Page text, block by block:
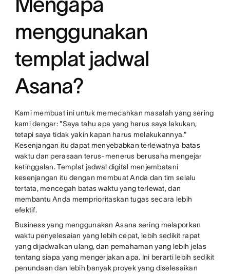
menggunakan
templat jadwal
Asana?
Kami membuat ini untuk memecahkan masalah yang sering
kami dengar: "Saya tahu apa yang harus saya lakukan,
tetapi saya tidak yakin kapan harus melakukannya."
Kesenjangan itu dapat menyebabkan terlewatnya batas
waktu dan perasaan terus-menerus berusaha mengejar
ketinggalan. Templat jadwal digital menjembatani
kesenjangan itu dengan membuat Anda dan tim selalu
tertata, mencegah batas waktu yang terlewat, dan
membantu Anda memprioritaskan tugas secara lebih
efektif.
Business yang menggunakan Asana sering melaporkan
waktu penyelesaian yang lebih cepat, lebih sedikit rapat
yang dijadwalkan ulang, dan pemahaman yang lebih jelas
tentang siapa yang mengerjakan apa. Ini berarti lebih sedikit
penundaan dan lebih banyak proyek yang diselesaikan